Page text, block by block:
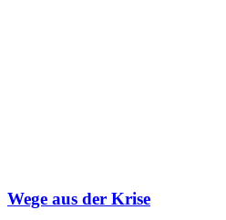
Wege aus der Krise